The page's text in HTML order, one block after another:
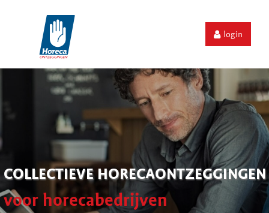
login
COLLECTIEVE HORECAONTZEGGINGEN
voor horecabedrijven